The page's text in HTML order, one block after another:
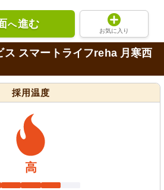
へ進む
お気に入り
ス スマートライフreha 月寒西
採用温度
高